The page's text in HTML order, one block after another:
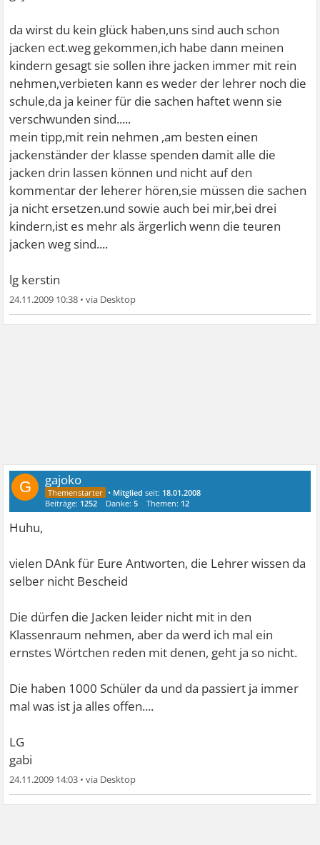
da wirst du kein glück haben,uns sind auch schon
jacken ect.weg gekommen,ich habe dann meinen
kindern gesagt sie sollen ihre jacken immer mit rein
nehmen,verbieten kann es weder der lehrer noch die
schule,da ja keiner für die sachen haftet wenn sie
verschwunden sind.....
mein tipp,mit rein nehmen ,am besten einen
jackenständer der klasse spenden damit alle die
jacken drin lassen können und nicht auf den
kommentar der leherer hören,sie müssen die sachen
ja nicht ersetzen.und sowie auch bei mir,bei drei
kindern,ist es mehr als ärgerlich wenn die teuren
jacken weg sind....
lg kerstin
24.11.2009 10:38 •
G gajoko
• Mitglied seit: 18.01.2008
Beiträge: 1252 Danke:5 Themen: 12
Huhu,
vielen DAnk für Eure Antworten, die Lehrer wissen da
selber nicht Bescheid
Die dürfen die Jacken leider nicht mit in den
Klassenraum nehmen, aber da werd ich mal ein
ernstes Wörtchen reden mit denen, geht ja so nicht.
Die haben 1000 Schüler da und da passiert ja immer
mal was ist ja alles offen....
LG
gabi
24.11.2009 14:03 •